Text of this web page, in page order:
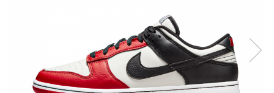
Pantaloni scurti Copii
Accesorii